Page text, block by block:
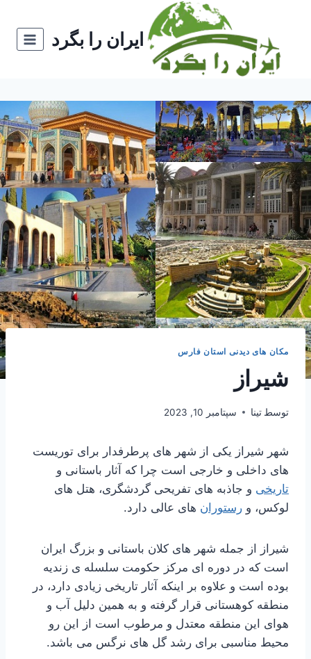
ایران را بگرد
مکان های دیدنی استان فارس
شیراز
توسط تینا سپتامبر 10, 2023
شهر شیراز یکی از شهر های پرطرفدار برای توریست
های داخلی و خارجی است چرا که آثار باستانی و
تاریخی و جاذبه های تفریحی گردشگری، هتل های
لوکس، و رستوران های عالی دارد.
شیراز از جمله شهر های کلان باستانی و بزرگ ایران
است که در دوره ای مرکز حکومت سلسله ی زندیه
بوده است و علاوه بر اینکه آثار تاریخی زیادی دارد، در
منطقه کوهستانی قرار گرفته و به همین دلیل آب و
هوای این منطقه معتدل و مرطوب است از این رو
محیط مناسبی برای رشد گل های نرگس می باشد.